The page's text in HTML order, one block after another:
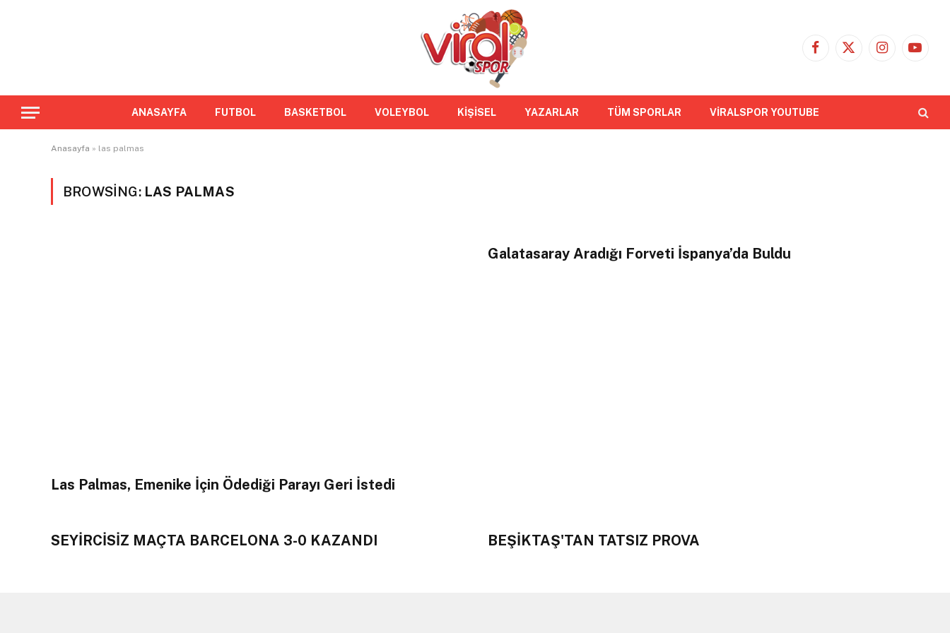
Facebook
X
Instagram
ANASAYFA FUTBOL BASKETBOL VOLEYBOL KİŞİSEL YAZARLAR TÜM SPORLAR VİRALSPOR YOUTUBE
Anasayfa » las palmas
BROWSING: LAS PALMAS
Las Palmas, Emenike İçin Ödediği Parayı Geri İstedi
Galatasaray Aradığı Forveti İspanya’da Buldu
SEYİRCİSİZ MAÇTA BARCELONA 3-0 KAZANDI BEŞİKTAŞ'TAN TATSIZ PROVA